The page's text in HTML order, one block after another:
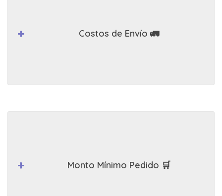
Costos de Envío 🚛
Monto Mínimo Pedido 🛒